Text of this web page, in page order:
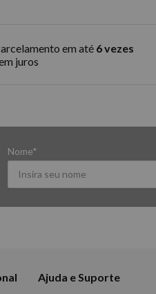
em até 6 vezes
juros
Nome*
Ajuda e Suporte